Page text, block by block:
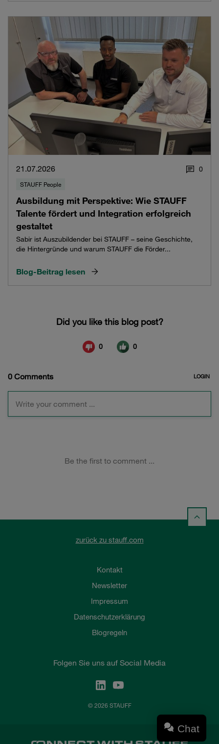
21.07.2026 0
STAUFF People
Ausbildung mit Perspektive: Wie STAUFF
Talente fördert und Integration erfolgreich
gestaltet
Sabir ist Auszubildender bei STAUFF – seine Geschichte,
die Hintergründe und warum STAUFF die Förder...
Blog-Beitrag lesen
zurück zu stauff.com
Kontakt
Newsletter
Impressum
Datenschutzerklärung
Blogregeln
Folgen Sie uns auf Social Media
© 2026 STAUFF
Chat